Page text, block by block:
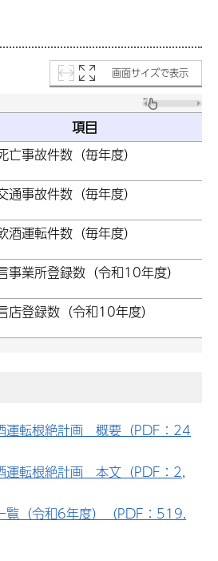
画面サイズで表示
項目
事故件数（毎年度）
事故件数（毎年度）
運転件数（毎年度）
事業所登録数（令和10年度）
店登録数（令和10年度）
運転根絶計画 概要（PDF：24
運転根絶計画 本文（PDF：2,
覧（令和6年度）（PDF：519.